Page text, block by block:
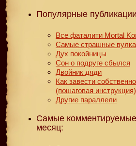
Популярные
Все фаталити Mortal
Самые страшные
Дух покойницы
Сон о подруге сбылся
Двойник дяди
Как завести
(пошаговая инструкция)
Другие параллели
Самые комментируемые
месяц: